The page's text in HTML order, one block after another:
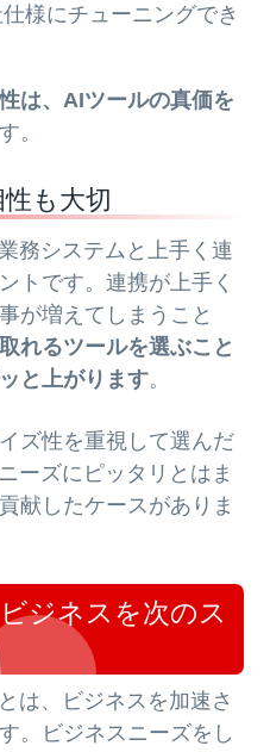
様にチューニングでき
は、AIツールの真価を
。
も大切
務システムと上手く連
トです。連携が上手く
が増えてしまうこと
れるツールを選ぶこと
と上がります。
ズ性を重視して選んだ
ーズにピッタリとはま
献したケースがありま
ジネスを次のス
は、ビジネスを加速さ
。ビジネスニーズをし